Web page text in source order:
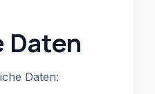
Daten
Daten: